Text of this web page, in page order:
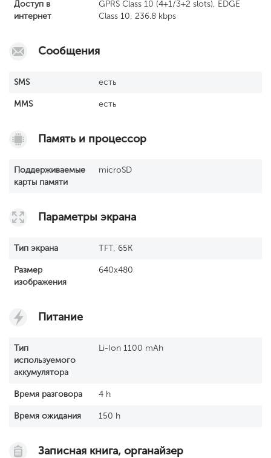
Доступ в
интернет
GPRS Class 10 (4+1/3+2 slots), EDGE
Class 10, 236.8 kbps
Сообщения
SМS есть
MMS есть
Память и процессор
Поддерживаемые
карты памяти
microSD
Параметры экрана
Тип экрана TFT, 65K
Размер
изображения
640x480
Питание
Тип
используемого
аккумулятора
Li-Ion 1100 mAh
Время разговора 4 h
Время ожидания 150 h
Записная книга, органайзер